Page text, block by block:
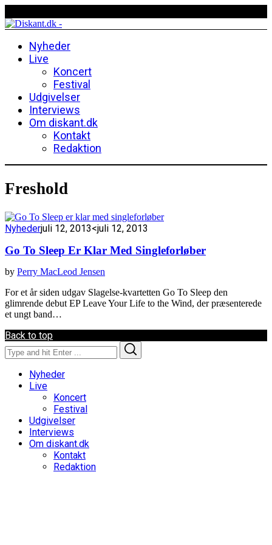
Nyheder
Live
Koncert
Festival
Udgivelser
Interviews
Om diskant.dk
Kontakt
Redaktion
Freshold
Nyhederjuli 12, 2013<juli 12, 2013
Go To Sleep Er Klar Med Singleforløber
by Perry MacLeod Jensen
For et år siden udgav Slagelse-kvartetten Go To Sleep den
glimrende debut EP Leave Your Life to the Wind, der præsenterede
et ungt band…
Back to top
Search
for:
Nyheder
Live
Koncert
Festival
Udgivelser
Interviews
Om diskant.dk
Kontakt
Redaktion